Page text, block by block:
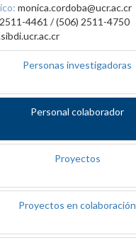
monica.cordoba@ucr.ac.cr
4461 / (506) 2511-4750
Personas investigadoras
Personal colaborador
Proyectos
Proyectos en colaboración